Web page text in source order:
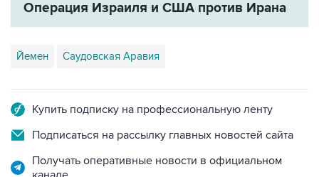
Операция Израиля и США против Ирана
Йемен Саудовская Аравия
Купить подписку на профессиональную ленту
Подписаться на рассылку главных новостей сайта
Получать оперативные новости в официальном